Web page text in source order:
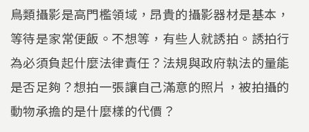
y
Li
n
k
e
b
o
o
k
鳥類攝影是高門檻領域，昂貴的攝影器材是基本，
等待是家常便飯。不想等，有些人就誘拍。誘拍行
為必須負起什麼法律責任？法規與政府執法的量能
是否足夠？想拍一張讓自己滿意的照片，被拍攝的
動物承擔的是什麼樣的代價？